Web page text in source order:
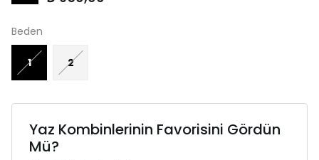
Beden
1 2
Yaz Kombinlerinin Favorisini Gördün
Mü?